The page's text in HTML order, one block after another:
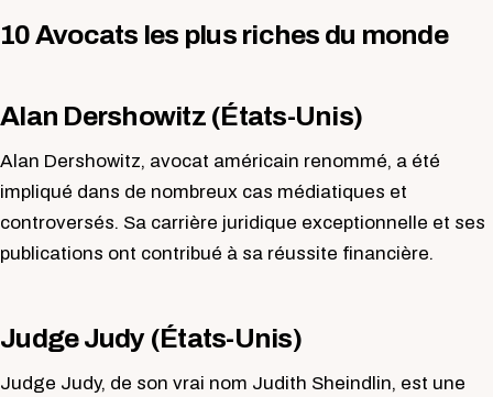
10 Avocats les plus riches du monde
Alan Dershowitz (États-Unis)
Alan Dershowitz, avocat américain renommé, a été
impliqué dans de nombreux cas médiatiques et
controversés. Sa carrière juridique exceptionnelle et ses
publications ont contribué à sa réussite financière.
Judge Judy (États-Unis)
Judge Judy, de son vrai nom Judith Sheindlin, est une